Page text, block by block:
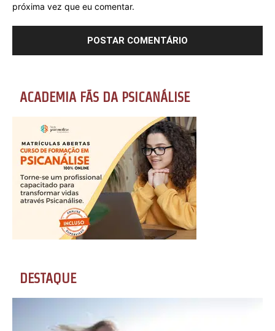
próxima vez que eu comentar.
ACADEMIA FÃS DA PSICANÁLISE
DESTAQUE